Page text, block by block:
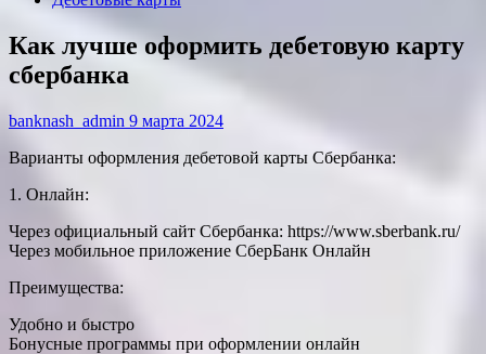
Как лучше оформить дебетовую карту
сбербанка
banknash_admin 9 марта 2024
Варианты оформления дебетовой карты Сбербанка:
1. Онлайн:
Через официальный сайт Сбербанка: https://www.sberbank.ru/
Через мобильное приложение СберБанк Онлайн
Преимущества:
Удобно и быстро
Бонусные программы при оформлении онлайн